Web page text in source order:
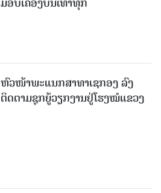
ຫົວໜ້າພະແນກສາທາເຊກອງ ລົງ
ຕິດຕາມຊຸກຍູ້ວຽກງານຢູ່ໂຮງໝໍແຂວງ